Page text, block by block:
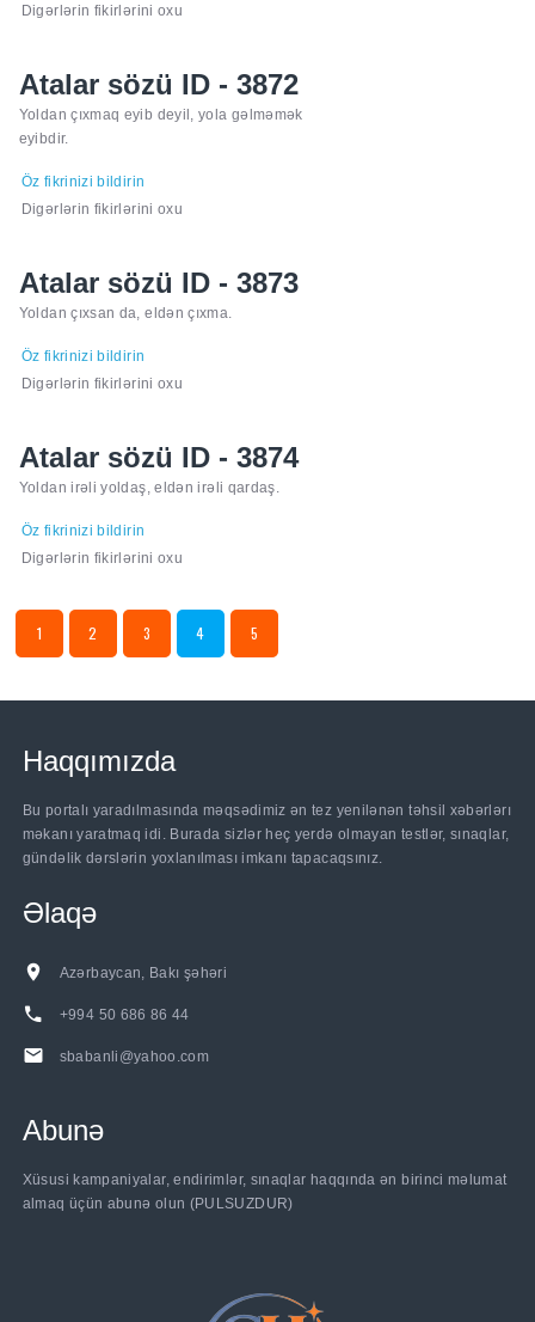
Digərlərin fikirlərini oxu
Atalar sözü ID - 3872
Yoldan çıxmaq eyib deyil, yola gəlməmək
eyibdir.
Öz fikrinizi bildirin
Digərlərin fikirlərini oxu
Atalar sözü ID - 3873
Yoldan çıxsan da, eldən çıxma.
Öz fikrinizi bildirin
Digərlərin fikirlərini oxu
Atalar sözü ID - 3874
Yoldan irəli yoldaş, eldən irəli qardaş.
Öz fikrinizi bildirin
Digərlərin fikirlərini oxu
1 2 3 4 5
Haqqımızda
Bu portalı yaradılmasında məqsədimiz ən tez yenilənən təhsil xəbərlərı
məkanı yaratmaq idi. Burada sizlər heç yerdə olmayan testlər, sınaqlar,
gündəlik dərslərin yoxlanılması imkanı tapacaqsınız.
Əlaqə
Azərbaycan, Bakı şəhəri
+994 50 686 86 44
sbabanli@yahoo.com
Abunə
Xüsusi kampaniyalar, endirimlər, sınaqlar haqqında ən birinci məlumat
almaq üçün abunə olun (PULSUZDUR)